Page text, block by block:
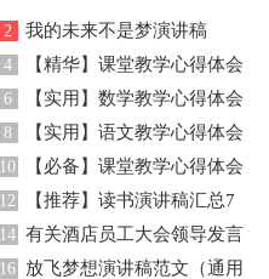
2 我的未来不是梦演讲稿
4
【精华】课堂教学心得体会
模板汇总9篇
6
【实用】数学教学心得体会
范文汇总九篇
8
【实用】语文教学心得体会
锦集八篇
10
【必备】课堂教学心得体会
范文集锦八篇
12
【推荐】读书演讲稿汇总7
篇
14 有关酒店员工大会领导发言
稿四篇
16 放飞梦想演讲稿范文（通用